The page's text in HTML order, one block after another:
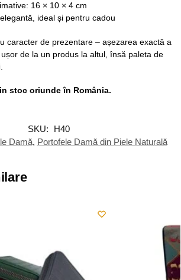
16 × 10 × 4 cm
ideal și pentru cadou
caracter de prezentare – așezarea exactă a
de la un produs la altul, însă paleta de
stoc oriunde în România.
SKU:
H40
Damă, Portofele Damă din Piele Naturală